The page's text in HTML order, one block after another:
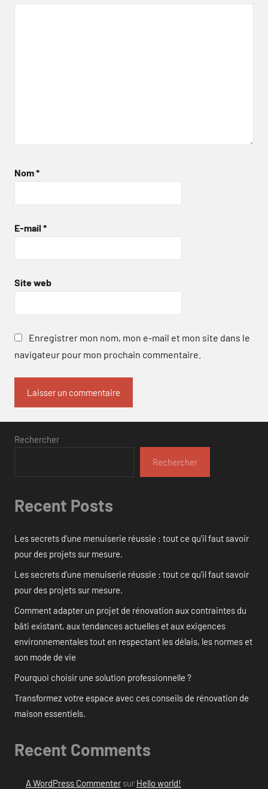
Nom*
E-mail *
Site web
Enregistrer mon nom, mon e-mail et mon site dans le
navigateur pour mon prochain commentaire.
Rechercher
Rechercher
Recent Posts
Les secrets d’une menuiserie réussie : tout ce qu’il faut savoir
pour des projets sur mesure.
Les secrets d’une menuiserie réussie : tout ce qu’il faut savoir
pour des projets sur mesure.
Comment adapter un projet de rénovation aux contraintes du
bâti existant, aux tendances actuelles et aux exigences
environnementales tout en respectant les délais, les normes et
son mode de vie
Pourquoi choisir une solution professionnelle ?
Transformez votre espace avec ces conseils de rénovation de
maison essentiels.
Recent Comments
A WordPress Commentersur Hello world!